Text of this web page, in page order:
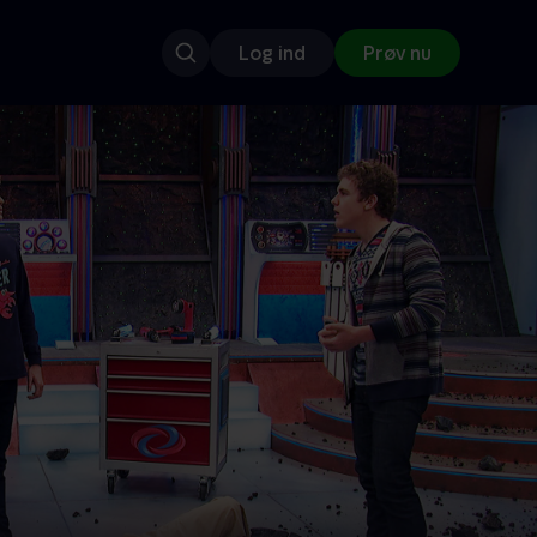
Log ind Prøv nu